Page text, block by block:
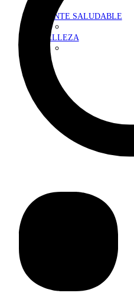
MENTE SALUDABLE
BELLEZA